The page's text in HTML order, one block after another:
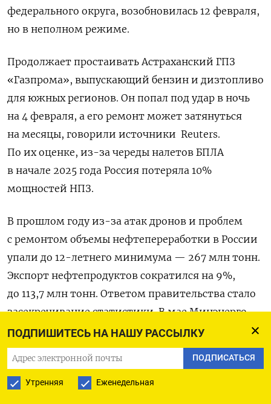
ПОДПИШИТЕСЬ НА НАШУ РАССЫЛКУ
ПОДПИСАТЬСЯ
Утренняя Еженедельная
федерального округа, возобновилась 12 февраля,
но в неполном режиме.
Продолжает простаивать Астраханский ГПЗ
«Газпрома», выпускающий бензин и дизтопливо
для южных регионов. Он попал под удар в ночь
на 4 февраля, а его ремонт может затянуться
на месяцы, говорили источники Reuters.
По их оценке, из-за череды налетов БПЛА
в начале 2025 года Россия потеряла 10%
мощностей НПЗ.
В прошлом году из-за атак дронов и проблем
с ремонтом объемы нефтепереработки в России
упали до 12-летнего минимума — 267 млн тонн.
Экспорт нефтепродуктов сократился на 9%,
до 113,7 млн тонн. Ответом правительства стало
засекречивание статистики. В мае Минэнерго
перестало передавать в Росстат оперативные
данные по выпуску бензина, а в августе «гриф
секретно» был наложен на статистику
по выпуску дизельного топлива. «Зачастую